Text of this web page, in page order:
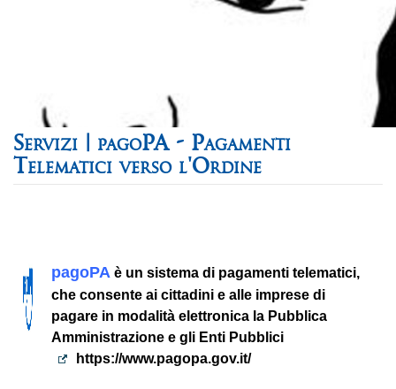
pagoPA - Pagamenti
Telematici verso l'Ordine
pagoPA è un sistema di pagamenti telematici,
che consente ai cittadini e alle imprese di
pagare in modalità elettronica la Pubblica
Amministrazione e gli Enti Pubblici
https://www.pagopa.gov.it/